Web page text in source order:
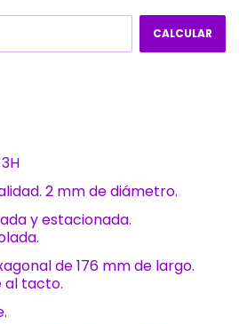
CALCULAR
2 mm de diámetro.
y estacionada.
de 176 mm de largo.
al tacto.